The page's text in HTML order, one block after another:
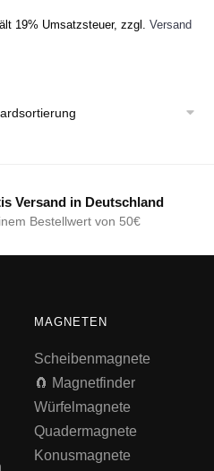
war:
ist:
19% Umsatzsteuer, zzgl. Versand
Versand in Deutschland
Bestellwert von 50€
MAGNETEN
Scheibenmagnete
🧲 Magnetfinder
Würfelmagnete
Quadermagnete
Konusmagnete